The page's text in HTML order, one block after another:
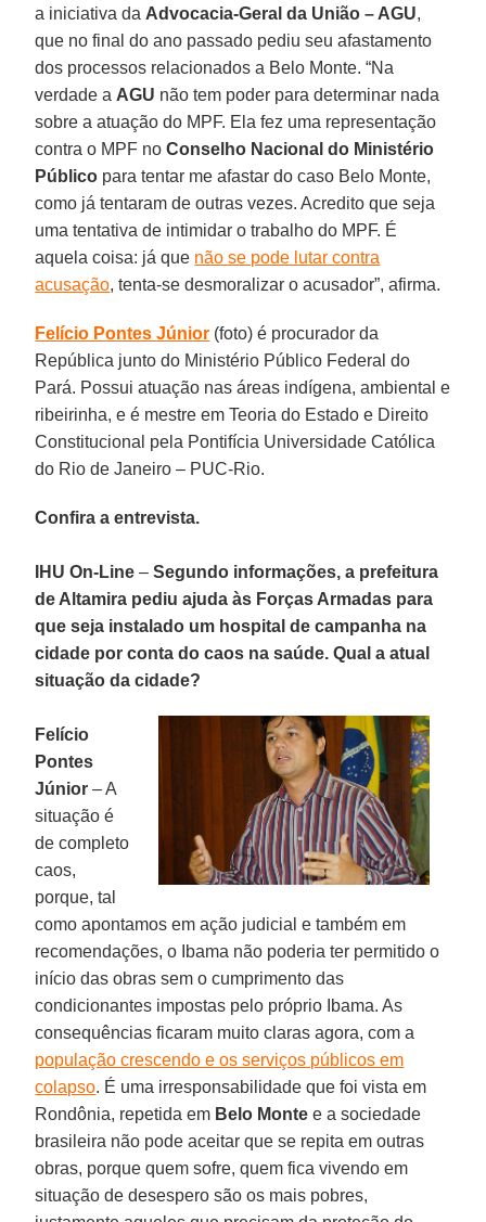
a iniciativa da Advocacia-Geral da União – AGU,
que no final do ano passado pediu seu afastamento
dos processos relacionados a Belo Monte. “Na
verdade a AGU não tem poder para determinar nada
sobre a atuação do MPF. Ela fez uma representação
contra o MPF noConselho Nacional do Ministério
Público para tentar me afastar do caso Belo Monte,
como já tentaram de outras vezes. Acredito que seja
uma tentativa de intimidar o trabalho do MPF. É
aquela coisa: já que não se pode lutar contra
acusação, tenta-se desmoralizar o acusador”, afirma.
Felício Pontes Júnior (foto) é procurador da
República junto do Ministério Público Federal do
Pará. Possui atuação nas áreas indígena, ambiental e
ribeirinha, e é mestre em Teoria do Estado e Direito
Constitucional pela Pontifícia Universidade Católica
do Rio de Janeiro – PUC-Rio.
Confira a entrevista.
IHU On-Line– Segundo informações, a prefeitura
de Altamira pediu ajuda às Forças Armadas para
que seja instalado um hospital de campanha na
cidade por conta do caos na saúde. Qual a atual
situação da cidade?
Felício
Pontes
Júnior– A
situação é
de completo
caos,
porque, tal
como apontamos em ação judicial e também em
recomendações, o Ibama não poderia ter permitido o
início das obras sem o cumprimento das
condicionantes impostas pelo próprio Ibama. As
consequências ficaram muito claras agora, com a
população crescendo e os serviços públicos em
colapso. É uma irresponsabilidade que foi vista em
Rondônia, repetida em Belo Monte e a sociedade
brasileira não pode aceitar que se repita em outras
obras, porque quem sofre, quem fica vivendo em
situação de desespero são os mais pobres,